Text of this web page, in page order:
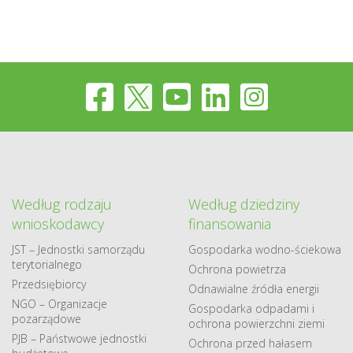
Według rodzaju
wnioskodawcy
JST – Jednostki samorządu
terytorialnego
Przedsiębiorcy
NGO – Organizacje
pozarządowe
PJB – Państwowe jednostki
Według dziedziny
finansowania
Gospodarka​ wodno​-ściekowa
Ochrona powietrza
Odnawialne​ źródła​ energii
Gospodarka odpadami i
ochrona powierzchni ziemi
Ochrona przed hałasem